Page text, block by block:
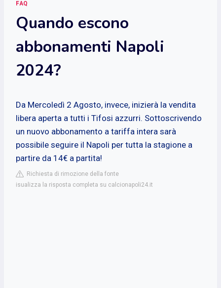
FAQ
Quando escono
abbonamenti Napoli
2024?
Da Mercoledì 2 Agosto, invece, inizierà la vendita
libera aperta a tutti i Tifosi azzurri. Sottoscrivendo
un nuovo abbonamento a tariffa intera sarà
possibile seguire il Napoli per tutta la stagione a
partire da 14€ a partita!
Richiesta di rimozione della fonte
isualizza la risposta completa su calcionapoli24.it